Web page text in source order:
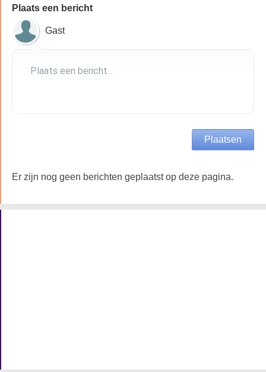
Plaats een bericht
Gast
Er zijn nog geen berichten geplaatst op deze pagina.